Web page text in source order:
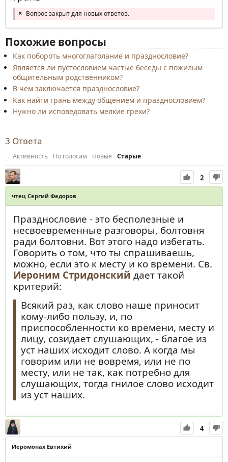
Вопрос закрыт для новых ответов.
Похожие вопросы
Как побороть многоглаголание и празднословие?
Является ли пустословием частые беседы с пожилым
общительным родственником?
В чем заключается празднословие?
Как найти грань между общением и празднословием?
Нужно ли исповедовать мелкие грехи?
3 Ответа
Активность По голосам Новые Старые
2
чтец Сергий Федоров
Празднословие - это бесполезные и
несвоевременные разговоры, болтовня
ради болтовни. Вот этого надо избегать.
Говорить о том, что ты спрашиваешь,
можно, если это к месту и ко времени. Св.
Иероним Стридонский дает такой
критерий:
Всякий раз, как слово наше приносит
кому-либо пользу, и, по
приспособленности ко времени, месту и
лицу, созидает слушающих, - благое из
уст наших исходит слово. А когда мы
говорим или не вовремя, или не по
месту, или не так, как потребно для
слушающих, тогда гнилое слово исходит
из уст наших.
4
Иеромонах Евтихий